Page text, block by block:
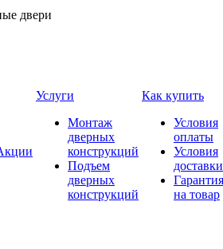
двери
Услуги
Монтаж
дверных
конструкций
Подъем
дверных
конструкций
Как купить
Условия
оплаты
Условия
доставки
Гарантия
на товар